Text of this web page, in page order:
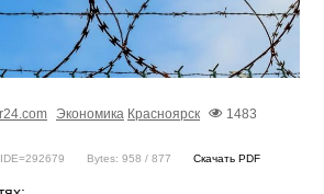
Экономика Красноярск
1483
Bytes: 958 / 877 Скачать PDF